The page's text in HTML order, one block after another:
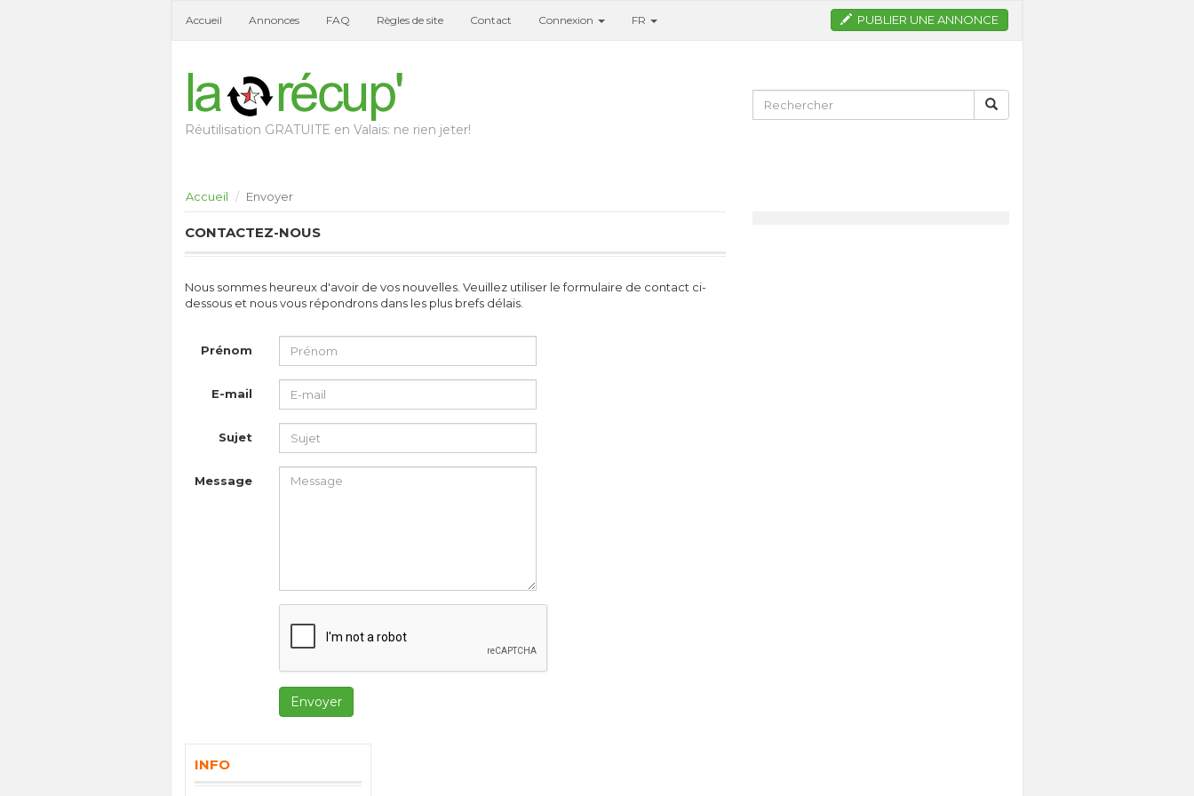
Accueil Annonces FAQ Règles de site Contact Connexion FR PUBLIER UNE ANNONCE
Réutilisation GRATUITE en Valais: ne rien jeter!
Accueil Envoyer
CONTACTEZ-NOUS
Nous sommes heureux d'avoir de vos nouvelles. Veuillez utiliser le formulaire de contact ci-
dessous et nous vous répondrons dans les plus brefs délais.
Prénom
E-mail
Sujet
Message
Envoyer
INFO